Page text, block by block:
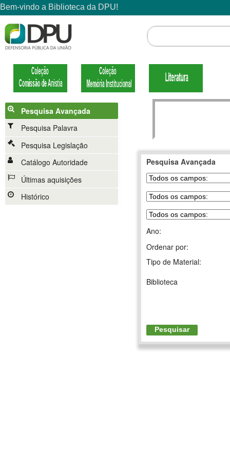
Pesquisa Avançada
Pesquisa Palavra
Pesquisa Legislação
Catálogo Autoridade
Últimas aquisições
Histórico
Pesquisa Avançada
Ano:
Ordenar por:
Tipo de Material:
Biblioteca
Pesquisar